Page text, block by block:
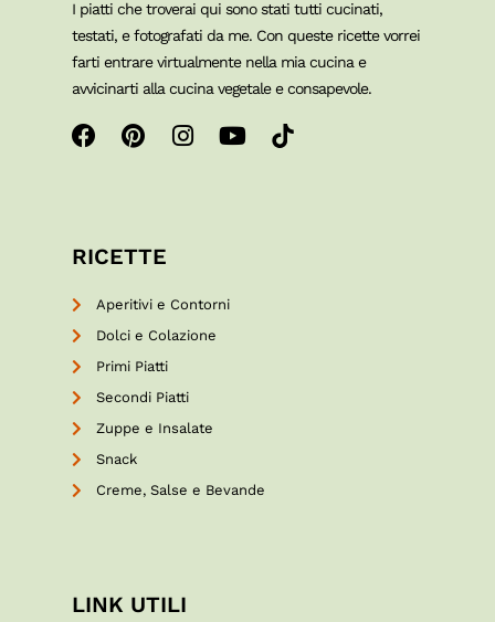
I piatti che troverai qui sono stati tutti cucinati,
testati, e fotografati da me. Con queste ricette vorrei
farti entrare virtualmente nella mia cucina e
avvicinarti alla cucina vegetale e consapevole.
RICETTE
Aperitivi e Contorni
Dolci e Colazione
Primi Piatti
Secondi Piatti
Zuppe e Insalate
Snack
Creme, Salse e Bevande
LINK UTILI